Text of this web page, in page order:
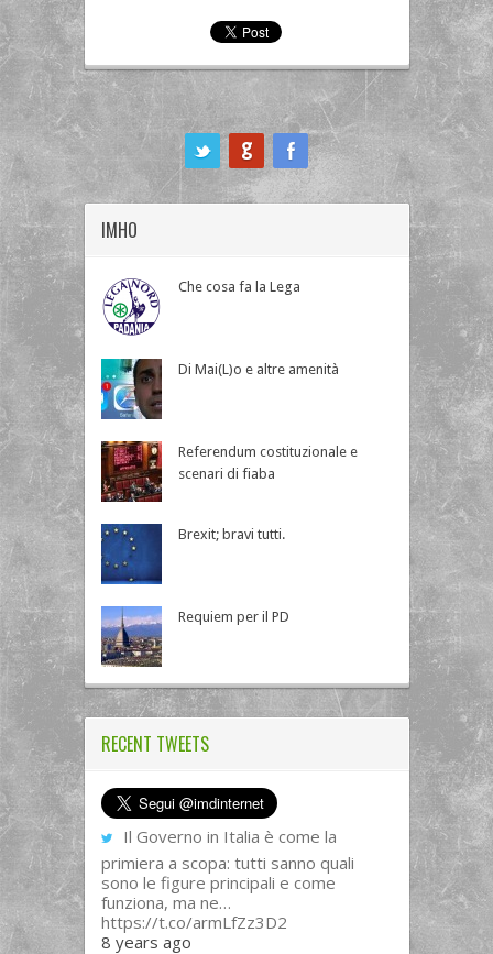
IMHO
Che cosa fa la Lega
Di Mai(L)o e altre amenità
Referendum costituzionale e
scenari di fiaba
Brexit; bravi tutti.
Requiem per il PD
RECENT TWEETS
Il Governo in Italia è come la
primiera a scopa: tutti sanno quali
sono le figure principali e come
funziona, ma ne…
https://t.co/armLfZz3D2
8 years ago